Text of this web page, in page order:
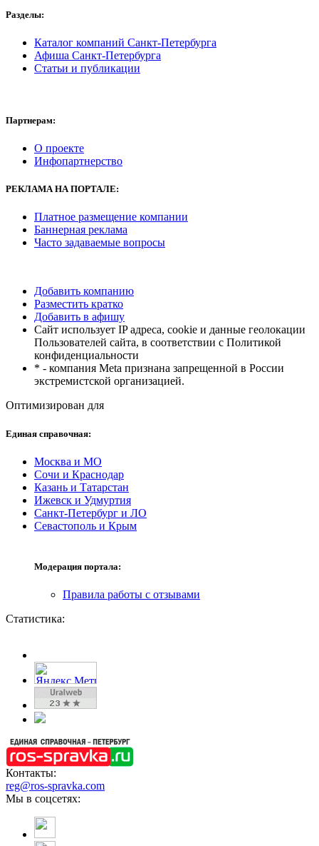
Разделы:
Каталог компаний Санкт-Петербурга
Афиша Санкт-Петербурга
Статьи и публикации
Партнерам:
О проекте
Инфопартнерство
РЕКЛАМАНА ПОРТАЛЕ:
Платное размещение компании
Баннерная реклама
Часто задаваемые вопросы
Добавить компанию
Разместить кратко
Добавить в афишу
Сайт использует IP адреса, cookie и данные геолокации
Пользователей сайта, в соответствии с Политикой
конфиденциальности
* - компания Meta признана запрещенной в России
экстремистской организацией.
Оптимизирован для
Единая справочная:
Москва и МО
Сочи и Краснодар
Казань и Татарстан
Ижевск и Удмуртия
Санкт-Петербург и ЛО
Севастополь и Крым
Модерация портала:
Правила работы с отзывами
Статистика:
Контакты:
reg@ros-spravka.com
Мы в соцсетях: